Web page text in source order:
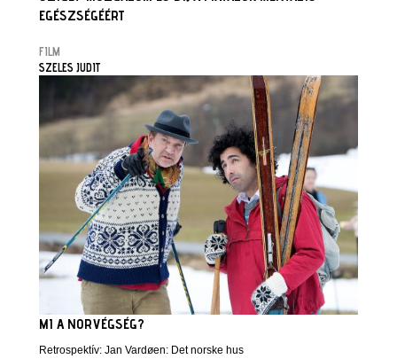
EGÉSZSÉGÉÉRT
FILM
SZELES JUDIT
MI A NORVÉGSÉG?
Retrospektív: Jan Vardøen: Det norske hus